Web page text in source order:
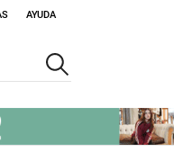
AYUDA